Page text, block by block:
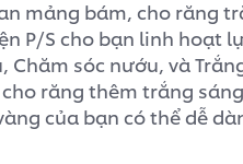
mảng bám, cho răng
P/S cho bạn linh hoạt
Chăm sóc nướu, và
răng thêm trắng
của bạn có thể dễ